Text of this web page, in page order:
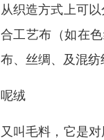
从织造方式上可
合工艺布（如在
布、丝绸、及混纺
呢绒
又叫毛料，它是